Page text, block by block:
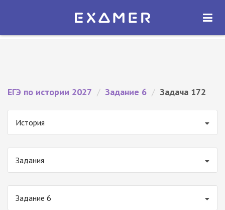
Экзамер — ЕГЭ 2027
ОТКРЫТЬ
ЕГЭ по истории 2027 / Задание 6 / Задача 172
История
Задания
Задание 6